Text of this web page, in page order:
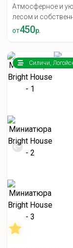
Атмосферное и
лесом и
от450р.
Силичи,